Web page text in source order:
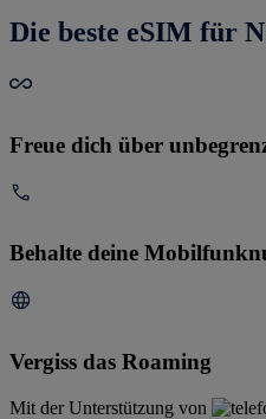
Die beste eSIM für
Freue dich über
Behalte deine
Vergiss das Roaming
Mit der Unterstützung von